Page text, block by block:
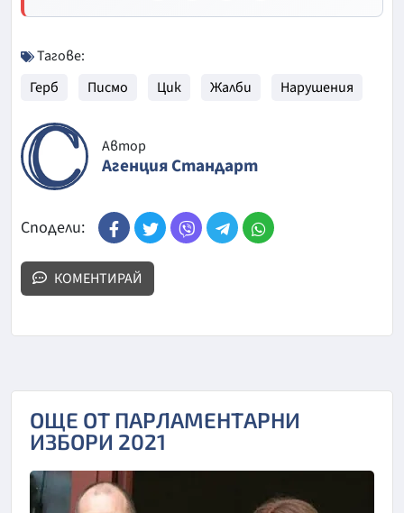
Тагове:
Герб
Писмо Цик Жалби Нарушения
Автор
Агенция Стандарт
Сподели:
КОМЕНТИРАЙ
ОЩЕ ОТ ПАРЛАМЕНТАРНИ
ИЗБОРИ 2021